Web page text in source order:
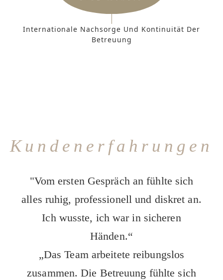
Internationale Nachsorge Und Kontinuität Der
Betreuung
Kundenerfahrungen
"Vom ersten Gespräch an fühlte sich
alles ruhig, professionell und diskret an.
Ich wusste, ich war in sicheren
Händen.“
„Das Team arbeitete reibungslos
zusammen. Die Betreuung fühlte sich